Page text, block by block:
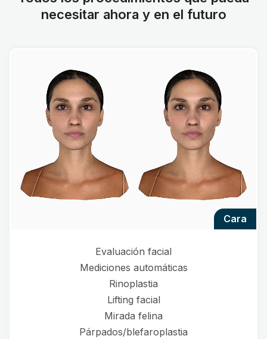
necesitar ahora y en el futuro
cara
Evaluación facial
Mediciones automáticas
Rinoplastia
Lifting facial
Mirada felina
Párpados/blefaroplastia